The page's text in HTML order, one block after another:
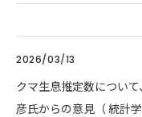
2026/03/13
クマ生息推定数につい
彦氏からの意見（ 統計学